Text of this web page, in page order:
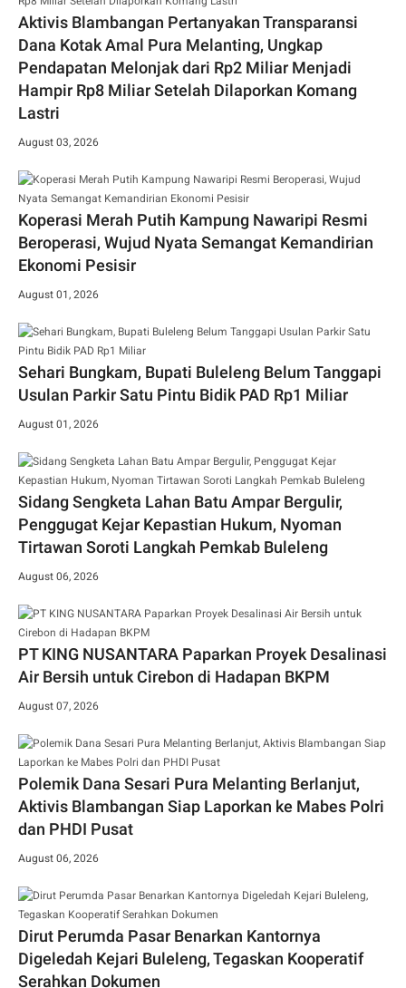
Aktivis Blambangan Pertanyakan Transparansi
Dana Kotak Amal Pura Melanting, Ungkap
Pendapatan Melonjak dari Rp2 Miliar Menjadi
Hampir Rp8 Miliar Setelah Dilaporkan Komang
Lastri
August 03, 2026
Koperasi Merah Putih Kampung Nawaripi Resmi
Beroperasi, Wujud Nyata Semangat Kemandirian
Ekonomi Pesisir
August 01, 2026
Sehari Bungkam, Bupati Buleleng Belum Tanggapi
Usulan Parkir Satu Pintu Bidik PAD Rp1 Miliar
August 01, 2026
Sidang Sengketa Lahan Batu Ampar Bergulir,
Penggugat Kejar Kepastian Hukum, Nyoman
Tirtawan Soroti Langkah Pemkab Buleleng
August 06, 2026
PT KING NUSANTARA Paparkan Proyek Desalinasi
Air Bersih untuk Cirebon di Hadapan BKPM
August 07, 2026
Polemik Dana Sesari Pura Melanting Berlanjut,
Aktivis Blambangan Siap Laporkan ke Mabes Polri
dan PHDI Pusat
August 06, 2026
Dirut Perumda Pasar Benarkan Kantornya
Digeledah Kejari Buleleng, Tegaskan Kooperatif
Serahkan Dokumen